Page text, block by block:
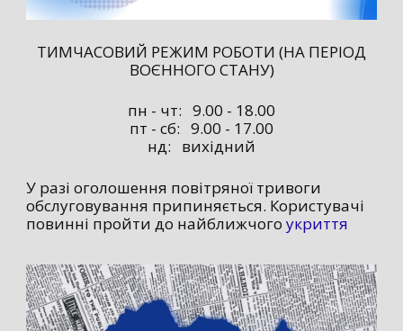
ТИМЧАСОВИЙ РЕЖИМ РОБОТИ (НА ПЕРІОД
ВОЄННОГО СТАНУ)
пн - чт: 9.00 - 18.00
пт - сб: 9.00 - 17.00
нд: вихідний
У разі оголошення повітряної тривоги
обслуговування припиняється. Користувачі
повинні пройти до найближчого укриття